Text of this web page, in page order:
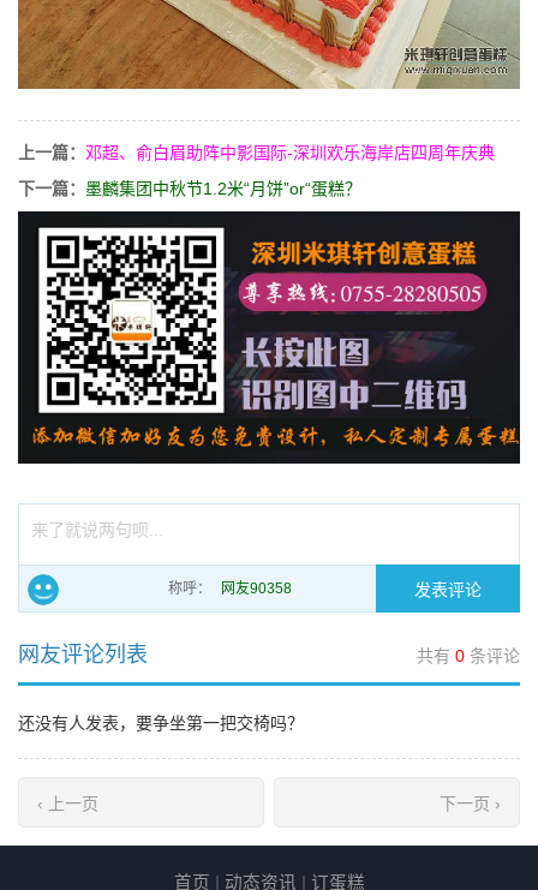
上一篇： 邓超、俞白眉助阵中影国际-深圳欢乐海岸店四周年庆典
下一篇： 墨麟集团中秋节1.2米“月饼”or“蛋糕？
来了就说两句呗...
称呼：
网友评论列表 共有 0 条评论
还没有人发表，要争坐第一把交椅吗？
‹ 上一页 下一页 ›
首页 动态资讯 订蛋糕